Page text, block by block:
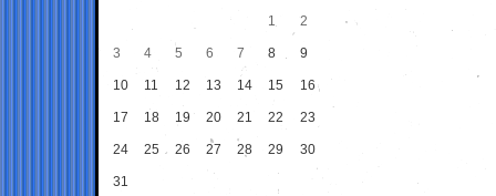
1
2
3 4 5 6 7 8 9
10 11 12 13 14 15 16
17 18 19 20 21 22 23
24 25 26 27 28 29 30
31